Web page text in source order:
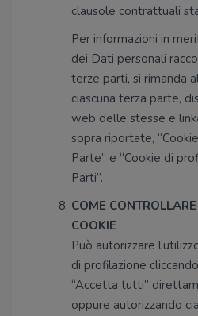
clausole contrattuali
Per informazioni in
dei Dati personali
terze parti, si rimanda
ciascuna terza parte,
web delle stesse e
sopra riportate,
Parte” e “Cookie di
Parti”.
COME
COOKIE
Può autorizzare
di profilazione
“Accetta tutti”
oppure autorizzando